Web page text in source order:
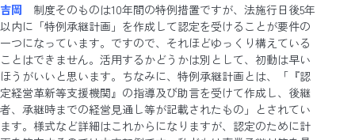
吉岡 制度そのものは10年間の特例措置ですが、法施行日後5年
以内に「特例承継計画」を作成して認定を受けることが要件の
一つになっています。ですので、それほどゆっくり構えている
ことはできません。活用するかどうかは別として、初動は早い
ほうがいいと思います。ちなみに、特例承継計画とは、「『認
定経営革新等支援機関』の指導及び助言を受けて作成し、後継
者、承継時までの経営見通し等が記載されたもの」とされてい
ます。様式など詳細はこれからになりますが、認定のために計